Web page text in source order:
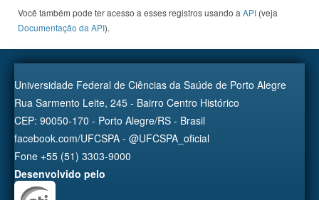
Você também pode ter acesso a esses registros usando a API (veja
Documentação da API).
Universidade Federal de Ciências da Saúde de Porto Alegre
Rua Sarmento Leite, 245 - Bairro Centro Histórico
CEP: 90050-170 - Porto Alegre/RS - Brasil
facebook.com/UFCSPA - @UFCSPA_oficial
Fone +55 (51) 3303-9000
Desenvolvido pelo